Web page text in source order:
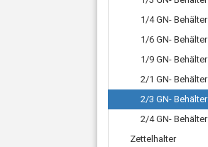
1/4 GN- Behälter
1/6 GN- Behälter
1/9 GN- Behälter
2/1 GN- Behälter
2/3 GN- Behälter
2/4 GN- Behälter
Zettelhalter